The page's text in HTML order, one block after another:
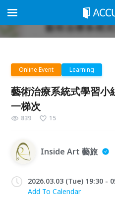
Online Event Learning
藝術治療系統式學習小
一梯次
839 15
Inside Art 藝旅
2026.03.03 (Tue) 19:30 -
Add To Calendar